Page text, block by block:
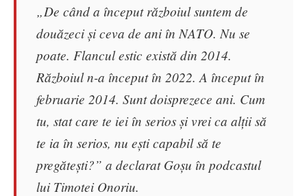
„De când a început războiul suntem de
douăzeci și ceva de ani în NATO. Nu se
poate. Flancul estic există din 2014.
Războiul n-a început în 2022. A început în
februarie 2014. Sunt doisprezece ani. Cum
tu, stat care te iei în serios și vrei ca alții să
te ia în serios, nu ești capabil să te
pregătești?” a declarat Goșu în podcastul
lui Timotei Onoriu.